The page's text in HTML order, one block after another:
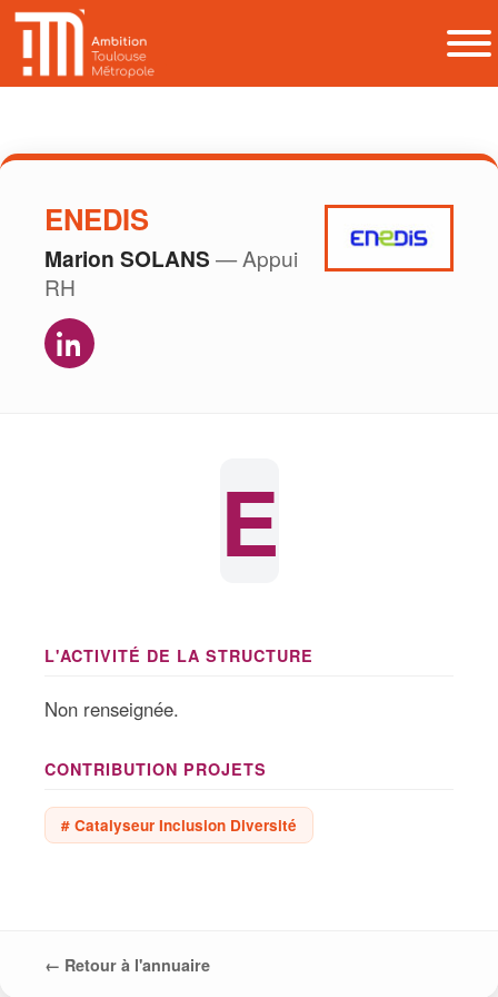
ENEDIS
Marion SOLANS — Appui
RH
E
L'ACTIVITÉ DE LA STRUCTURE
Non renseignée.
CONTRIBUTION PROJETS
# Catalyseur Inclusion Diversité
← Retour à l'annuaire